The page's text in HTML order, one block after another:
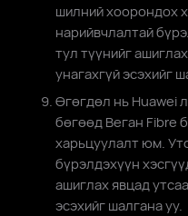
шилний хоорондох
нарийвчлалтай
тул түүнийг
унагахгүй эсэхийг
Өгөгдөл нь Huawei
бөгөөд Веган Fibre
харьцуулалт юм.
бүрэлдэхүүн
ашиглах явцад
эсэхийг шалгана уу.